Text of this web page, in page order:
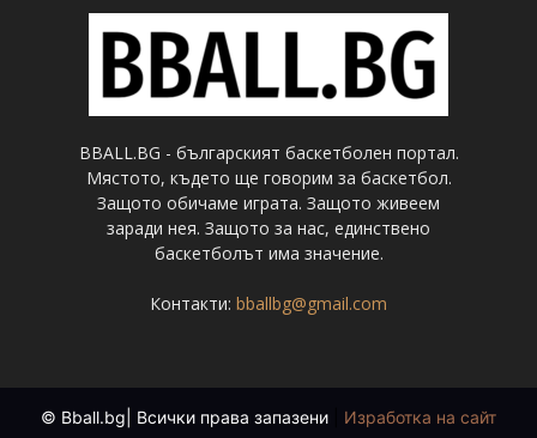
BBALL.BG - българският баскетболен портал.
Мястото, където ще говорим за баскетбол.
Защото обичаме играта. Защото живеем
заради нея. Защото за нас, единствено
баскетболът има значение.
Контакти: bballbg@gmail.com
© Bball.bg| Всички права запазени Изработка на сайт